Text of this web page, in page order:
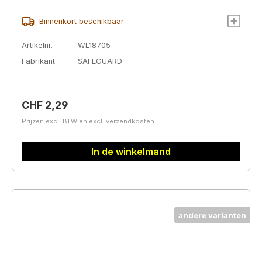
Binnenkort beschikbaar
Artikelnr.
WL18705
Fabrikant
SAFEGUARD
Normale prijs:
CHF 2,29
Prijzen excl. BTW en excl. verzendkosten
In de winkelmand
andere varianten